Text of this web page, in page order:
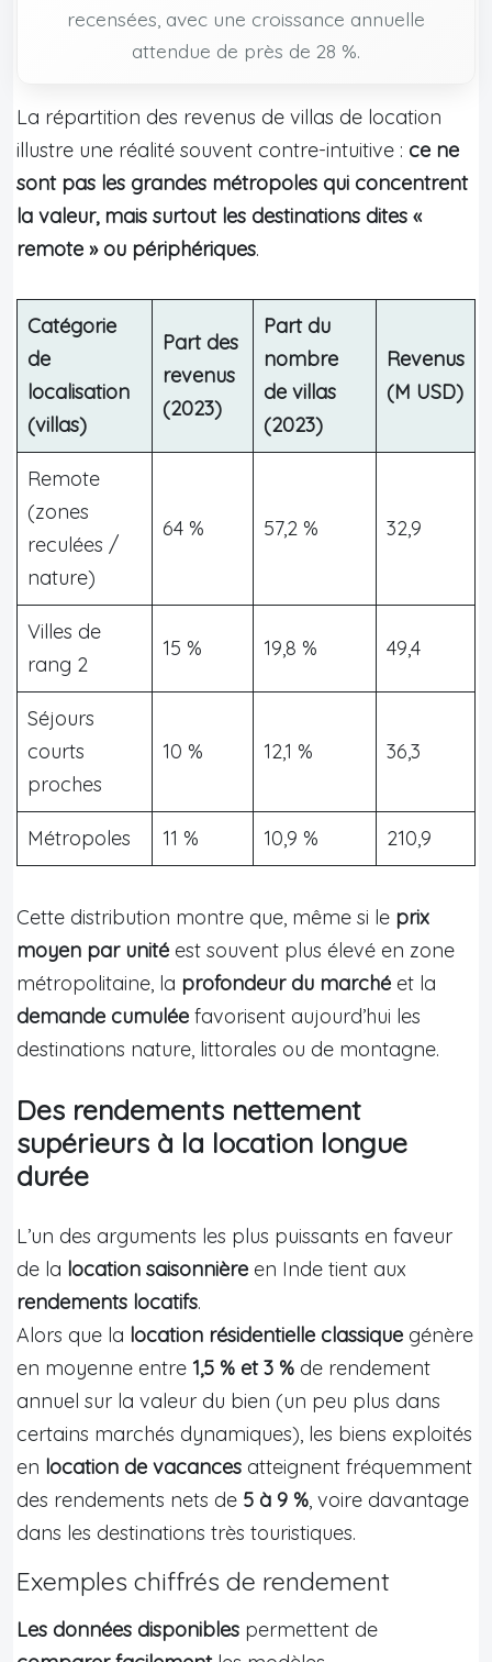
recensées, avec une croissance annuelle
attendue de près de 28 %.
La répartition des revenus de villas de location
illustre une réalité souvent contre-intuitive : ce ne
sont pas les grandes métropoles qui concentrent
la valeur, mais surtout les destinations dites «
remote » ou périphériques.
Catégorie
de
localisation
(villas)
Part des
revenus
(2023)
Part du
nombre
de villas
(2023)
Revenus
(M USD)
Remote
(zones
reculées /
nature)
64 % 57,2 % 32,9
Villes de
rang 2
15 % 19,8 % 49,4
Séjours
courts
proches
10 % 12,1 % 36,3
Métropoles 11 % 10,9 % 210,9
Cette distribution montre que, même si le prix
moyen par unité est souvent plus élevé en zone
métropolitaine, la profondeur du marché et la
demande cumulée favorisent aujourd’hui les
destinations nature, littorales ou de montagne.
Des rendements nettement
supérieurs à la location longue
durée
L’un des arguments les plus puissants en faveur
de la location saisonnière en Inde tient aux
rendements locatifs.
Alors que la location résidentielle classique génère
en moyenne entre 1,5 % et 3 % de rendement
annuel sur la valeur du bien (un peu plus dans
certains marchés dynamiques), les biens exploités
en location de vacances atteignent fréquemment
des rendements nets de 5 à 9 %, voire davantage
dans les destinations très touristiques.
Exemples chiffrés de rendement
Les données disponibles permettent de